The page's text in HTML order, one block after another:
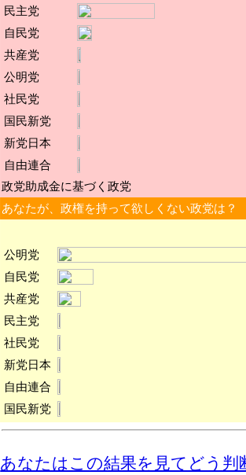
民主党
自民党
共産党
公明党
社民党
国民新党
新党日本
自由連合
政党助成金に基づく政党
あなたが、政権を持って欲しくない政党は？
公明党
自民党
共産党
民主党
社民党
新党日本
自由連合
国民新党
あなたはこの結果を見てどう判